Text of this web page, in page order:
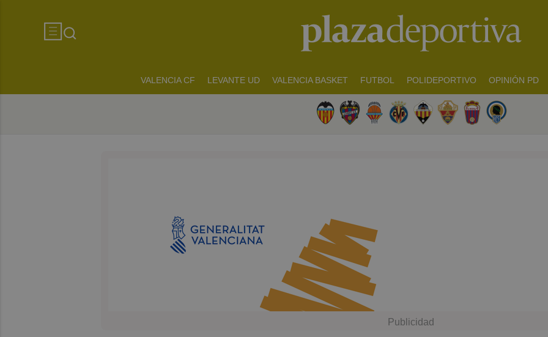
VALENCIA CF LEVANTE UD VALENCIA BASKET FUTBOL POLIDEPORTIVO OPINIÓN PD